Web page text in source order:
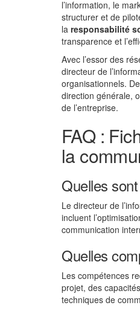
l’information, le
structurer et de
la responsabilité
transparence et
Avec l’essor des
directeur de
organisationnels.
direction générale,
de l’entreprise.
FAQ :
la
Quelles
Le directeur de
incluent
communication
Quelles
Les compétences
projet, des
techniques de